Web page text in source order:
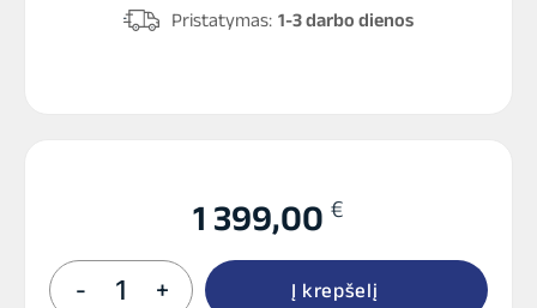
Pristatymas: 1-3 darbo dienos
1 399,00 €
-
produkto
kiekis:+ Į krepšelį